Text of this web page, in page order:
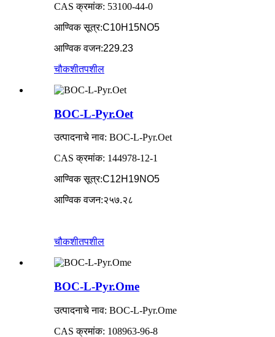
CAS क्रमांक: 53100-44-0
आण्विक सूत्र:C10H15NO5
आण्विक वजन:229.23
चौकशीतपशील
BOC-L-Pyr.Oet
उत्पादनाचे नाव: BOC-L-Pyr.Oet
CAS क्रमांक: 144978-12-1
आण्विक सूत्र:C12H19NO5
आण्विक वजन:२५७.२८
चौकशीतपशील
BOC-L-Pyr.Ome
उत्पादनाचे नाव: BOC-L-Pyr.Ome
CAS क्रमांक: 108963-96-8